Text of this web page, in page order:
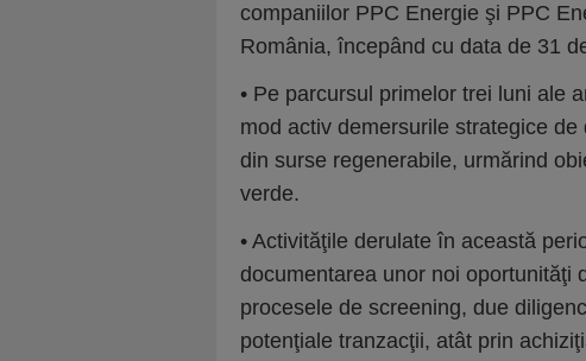
companiilor PPC Energie şi PPC
România, începând cu data de 31
• Pe parcursul primelor trei luni ale
mod activ demersurile strategice
din surse regenerabile, urmărind
verde.
• Activităţile derulate în această
documentarea unor noi oportunităţi
procesele de screening, due
potenţiale tranzacţii, atât prin